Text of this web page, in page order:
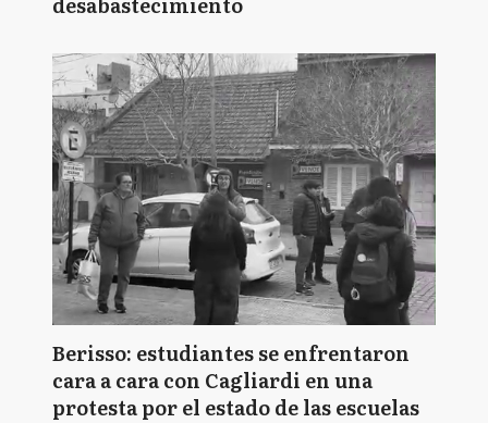
Berisso: estudiantes se enfrentaron
cara a cara con Cagliardi en una
protesta por el estado de las escuelas